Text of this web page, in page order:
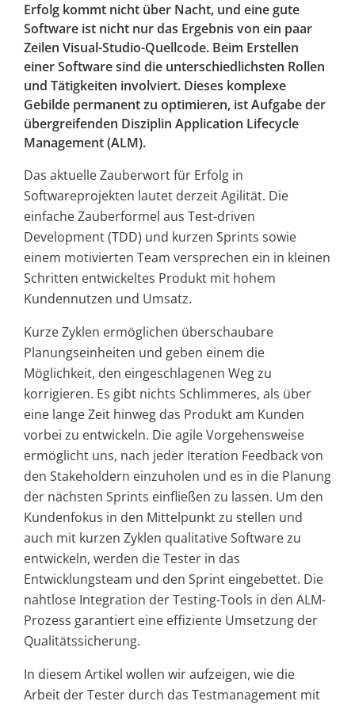
Erfolg kommt nicht über Nacht, und eine gute
Software ist nicht nur das Ergebnis von ein paar
Zeilen Visual-Studio-Quellcode. Beim Erstellen
einer Software sind die unterschiedlichsten Rollen
und Tätigkeiten involviert. Dieses komplexe
Gebilde permanent zu optimieren, ist Aufgabe der
übergreifenden Disziplin Application Lifecycle
Management (ALM).
Das aktuelle Zauberwort für Erfolg in
Softwareprojekten lautet derzeit Agilität. Die
einfache Zauberformel aus Test-driven
Development (TDD) und kurzen Sprints sowie
einem motivierten Team versprechen ein in kleinen
Schritten entwickeltes Produkt mit hohem
Kundennutzen und Umsatz.
Kurze Zyklen ermöglichen überschaubare
Planungseinheiten und geben einem die
Möglichkeit, den eingeschlagenen Weg zu
korrigieren. Es gibt nichts Schlimmeres, als über
eine lange Zeit hinweg das Produkt am Kunden
vorbei zu entwickeln. Die agile Vorgehensweise
ermöglicht uns, nach jeder Iteration Feedback von
den Stakeholdern einzuholen und es in die Planung
der nächsten Sprints einfließen zu lassen. Um den
Kundenfokus in den Mittelpunkt zu stellen und
auch mit kurzen Zyklen qualitative Software zu
entwickeln, werden die Tester in das
Entwicklungsteam und den Sprint eingebettet. Die
nahtlose Integration der Testing-Tools in den ALM-
Prozess garantiert eine effiziente Umsetzung der
Qualitätssicherung.
In diesem Artikel wollen wir aufzeigen, wie die
Arbeit der Tester durch das Testmanagement mit